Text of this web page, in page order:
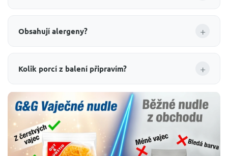
Obsahují alergeny? +
Kolik porcí z balení připravím? +